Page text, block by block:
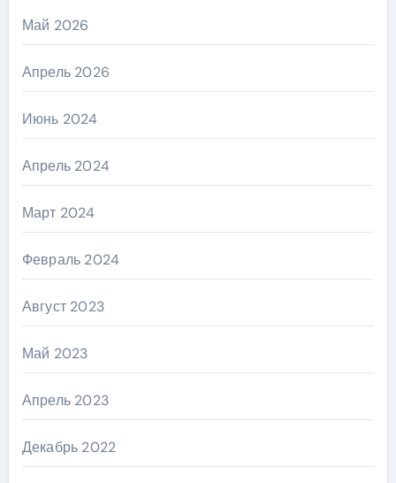
Май 2026
Апрель 2026
Июнь 2024
Апрель 2024
Март 2024
Февраль 2024
Август 2023
Май 2023
Апрель 2023
Декабрь 2022